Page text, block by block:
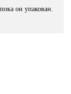
он упакован.